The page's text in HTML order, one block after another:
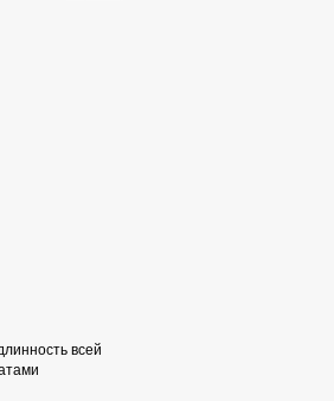
всей